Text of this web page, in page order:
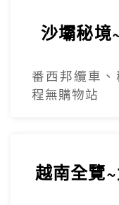
沙壩秘境
番西邦纜車
程無購物站
越南全覽